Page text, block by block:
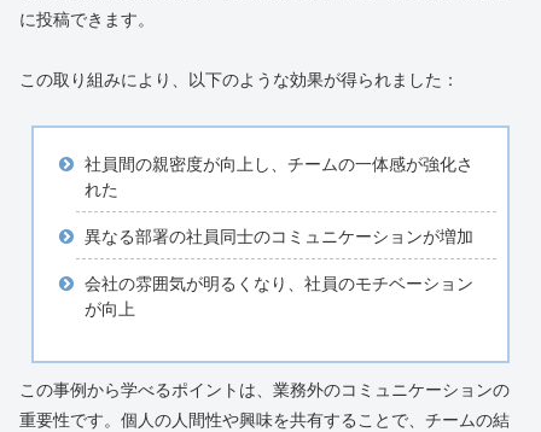
に投稿できます。
この取り組みにより、以下のような効果が得られました：
社員間の親密度が向上し、チームの一体感が強化さ
れた
異なる部署の社員同士のコミュニケーションが増加
会社の雰囲気が明るくなり、社員のモチベーション
が向上
この事例から学べるポイントは、業務外のコミュニケーションの
重要性です。個人の人間性や興味を共有することで、チームの結